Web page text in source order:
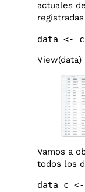
actuales
registradas
data <-
View(data)
Vamos a
todos los
data_c